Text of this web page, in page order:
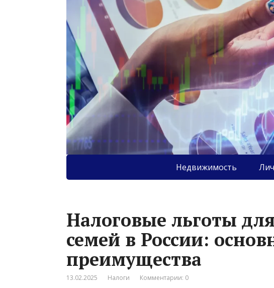
Недвижимость
Налоговые льготы
семей в России:
преимущества
13.02.2025 Налоги Комментарии: 0